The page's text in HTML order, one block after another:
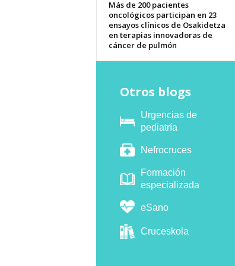
Más de 200 pacientes
oncológicos participan en 23
ensayos clínicos de Osakidetza
en terapias innovadoras de
cáncer de pulmón
Otros blogs
Urgencias de
pediatría
Nefrocruces
Formación
especializada
eSano
Cruceskola